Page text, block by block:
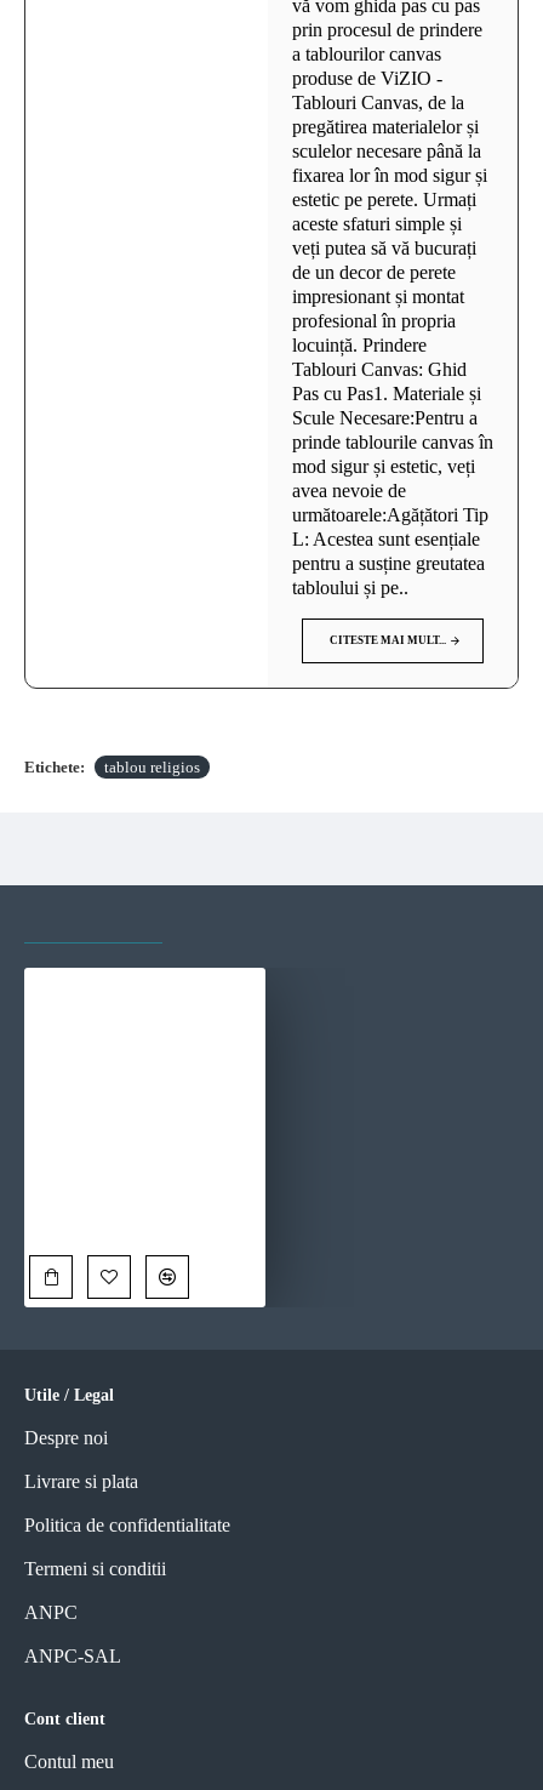
vă vom ghida pas cu pas
prin procesul de prindere
a tablourilor canvas
produse de ViZIO -
Tablouri Canvas, de la
pregătirea materialelor și
sculelor necesare până la
fixarea lor în mod sigur și
estetic pe perete. Urmați
aceste sfaturi simple și
veți putea să vă bucurați
de un decor de perete
impresionant și montat
profesional în propria
locuință. Prindere
Tablouri Canvas: Ghid
Pas cu Pas1. Materiale și
Scule Necesare:Pentru a
prinde tablourile canvas în
mod sigur și estetic, veți
avea nevoie de
următoarele:Agățători Tip
L: Acestea sunt esențiale
pentru a susține greutatea
tabloului și pe..
CITESTE MAI MULT...
Etichete: tablou religios
Utile / Legal
Despre noi
Livrare si plata
Politica de confidentialitate
Termeni si conditii
ANPC
ANPC-SAL
Cont client
Contul meu